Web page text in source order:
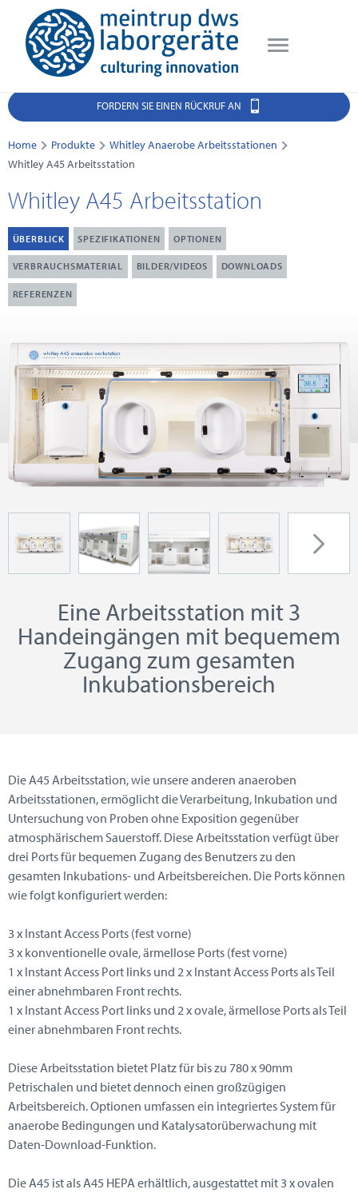
FORDERN SIE EINEN RÜCKRUF AN
Home Produkte
Whitley Anaerobe Arbeitsstationen
Whitley A45 Arbeitsstation
Whitley A45 Arbeitsstation
ÜBERBLICK SPEZIFIKATIONEN OPTIONEN
VERBRAUCHSMATERIAL BILDER/VIDEOS DOWNLOADS
REFERENZEN
Eine Arbeitsstation mit 3
Handeingängen mit bequemem
Zugang zum gesamten
Inkubationsbereich
Die A45 Arbeitsstation, wie unsere anderen anaeroben
Arbeitsstationen, ermöglicht die Verarbeitung, Inkubation und
Untersuchung von Proben ohne Exposition gegenüber
atmosphärischem Sauerstoff. Diese Arbeitsstation verfügt über
drei Ports für bequemen Zugang des Benutzers zu den
gesamten Inkubations- und Arbeitsbereichen. Die Ports können
wie folgt konfiguriert werden:
3 x Instant Access Ports (fest vorne)
3 x konventionelle ovale, ärmellose Ports (fest vorne)
1 x Instant Access Port links und 2 x Instant Access Ports als Teil
einer abnehmbaren Front rechts.
1 x Instant Access Port links und 2 x ovale, ärmellose Ports als Teil
einer abnehmbaren Front rechts.
Diese Arbeitsstation bietet Platz für bis zu 780 x 90mm
Petrischalen und bietet dennoch einen großzügigen
Arbeitsbereich. Optionen umfassen ein integriertes System für
anaerobe Bedingungen und Katalysatorüberwachung mit
Daten-Download-Funktion.
Die A45 ist als A45 HEPA erhältlich, ausgestattet mit 3 x ovalen